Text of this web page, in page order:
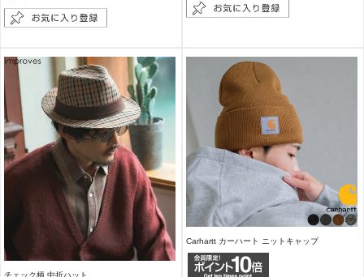
チェック柄 中折ハット
Carhartt カーハート ニットキャップ